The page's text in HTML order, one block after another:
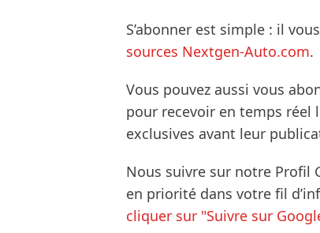
S’abonner est simple : il
sources Nextgen-Auto.com.
Vous pouvez aussi vous
pour recevoir en temps réel
exclusives avant leur
Nous suivre sur notre Profil
en priorité dans votre fil
cliquer sur "Suivre sur